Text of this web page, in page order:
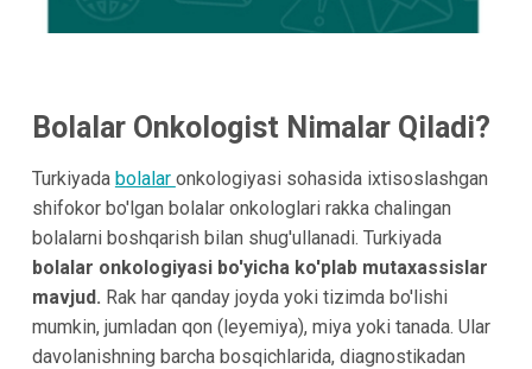
Bolalar Onkologist Nimalar Qiladi?
Turkiyada bolalar onkologiyasi sohasida ixtisoslashgan
shifokor bo'lgan bolalar onkologlari rakka chalingan
bolalarni boshqarish bilan shug'ullanadi. Turkiyada
bolalar onkologiyasi bo'yicha ko'plab mutaxassislar
mavjud. Rak har qanday joyda yoki tizimda bo'lishi
mumkin, jumladan qon (leyemiya), miya yoki tanada. Ular
davolanishning barcha bosqichlarida, diagnostikadan